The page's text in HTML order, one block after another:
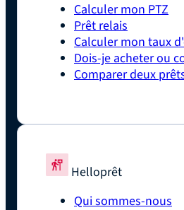
Calculer mon PTZ
Prêt relais
Calculer mon taux
Dois-je acheter ou
Comparer deux
Helloprêt
Qui sommes-nous